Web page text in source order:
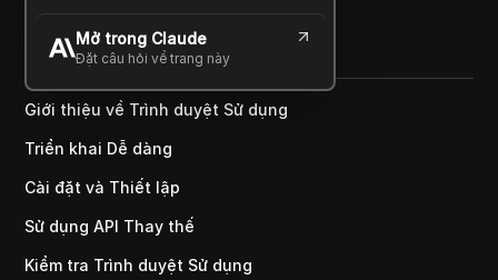
Mở trong Claude
Đặt câu hỏi về trang này
Copy Link
Giới thiệu về Trình duyệt Sử dụng
Triển khai Dễ dàng
Cài đặt và Thiết lập
Sử dụng API Thay thế
Kiểm tra Trình duyệt Sử dụng